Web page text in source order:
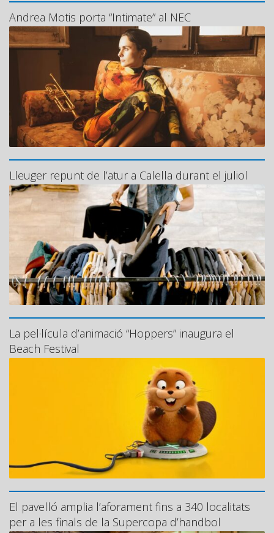
Andrea Motis porta “Intimate” al NEC
Lleuger repunt de l’atur a Calella durant el juliol
La pel·lícula d’animació “Hoppers” inaugura el
Beach Festival
El pavelló amplia l’aforament fins a 340 localitats
per a les finals de la Supercopa d’handbol